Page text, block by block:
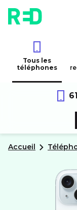
Tous les
téléphones
Accueil